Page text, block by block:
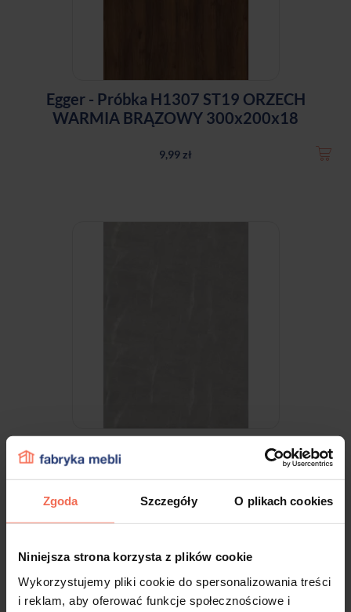
Zgoda Szczegóły O plikach cookies
Niniejsza strona korzysta z plików cookie
Wykorzystujemy pliki cookie do spersonalizowania treści
i reklam, aby oferować funkcje społecznościowe i
Egger - Próbka H1307 ST19 ORZECH
WARMIA BRĄZOWY 300x200x18
9,99 zł
Egger - Próbka F243 ST76 MARMUR
CANDELA JASNOSZARY 300x200x18
9,99 zł